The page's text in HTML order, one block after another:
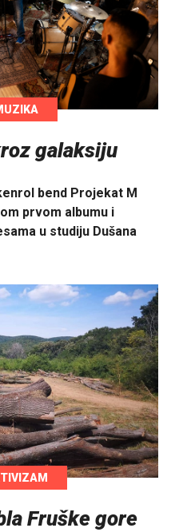
galaksiju
bend Projekat M
prvom albumu i
u studiju Dušana
Fruške gore